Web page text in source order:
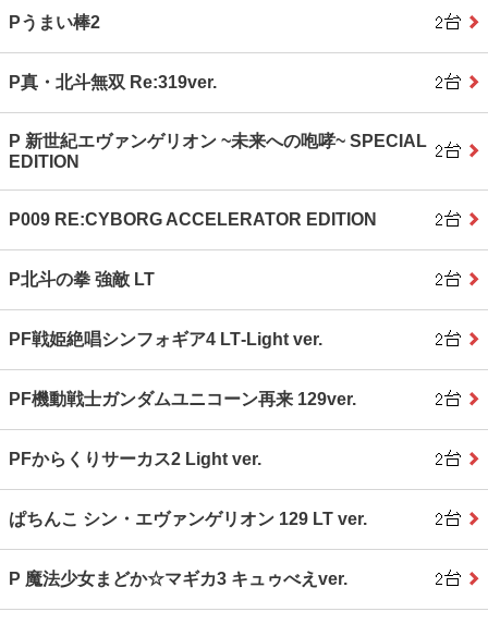
Pうまい棒2
P真・北斗無双 Re:319ver.
P 新世紀エヴァンゲリオン ~未来への咆哮~ SPECIAL
EDITION
P009 RE:CYBORG ACCELERATOR EDITION
P北斗の拳 強敵 LT
PF戦姫絶唱シンフォギア4 LT‐Light ver.
PF機動戦士ガンダムユニコーン再来 129ver.
PFからくりサーカス2 Light ver.
ぱちんこ シン・エヴァンゲリオン 129 LT ver.
P 魔法少女まどか☆マギカ3 キュゥべえver.